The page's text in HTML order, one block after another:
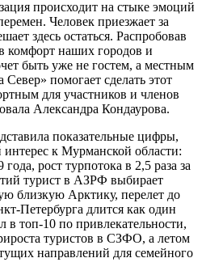
происходит на стыке эмоций
Человек приезжает за
здесь остаться. Распробовав
комфорт наших городов и
быть уже не гостем, а местным
помогает сделать этот
для участников и членов
Александра Кондаурова.
показательные цифры,
к Мурманской области:
рост турпотока в 2,5 раза за
турист в АЗРФ выбирает
близкую Арктику, перелет до
Петербурга длится как один
топ-10 по привлекательности,
туристов в СЗФО, а летом
направлений для семейного